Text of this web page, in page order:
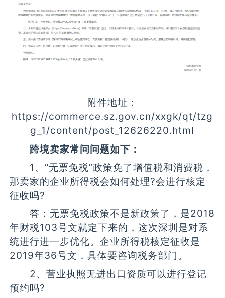
附件地址：
https://commerce.sz.gov.cn/xxgk/qt/tzg
g_1/content/post_12626220.html
跨境卖家常问问题如下：
1、“无票免税”政策免了增值税和消费税，
那卖家的企业所得税会如何处理?会进行核定
征收吗?
答：无票免税政策不是新政策了，是2018
年财税103号文就定下来的，这次深圳是对系
统进行进一步优化。企业所得税核定征收是
2019年36号文，具体要咨询税务部门。
2、营业执照无进出口资质可以进行登记
预约吗?